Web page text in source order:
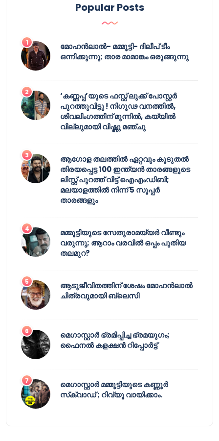
Popular Posts
മോഹൻലാൽ- മമ്മൂട്ടി- ദിലീപ് ടീം
ഒന്നിക്കുന്നു; താര മാമാങ്കം ഒരുങ്ങുന്നു
‘കണ്ണപ്പ’യുടെ ഫസ്റ്റ് ലുക്ക് പോസ്റ്റർ
പുറത്തുവിട്ടു ! നിഗൂഢ വനത്തിൽ,
ശിവലിംഗത്തിന് മുന്നിൽ, കയ്യിൽ
വില്ലുമായി വിഷ്ണു മഞ്ചു
ആഗോള തലത്തിൽ ഏറ്റവും കൂടുതൽ
തിരയപ്പെട്ട 100 ഇന്ത്യൻ താരങ്ങളുടെ
ലിസ്റ്റ് പുറത്ത് വിട്ട് ഐഎംഡിബി;
മലയാളത്തിൽ നിന്ന് 5 സൂപ്പർ
താരങ്ങളും
മമ്മൂട്ടിയുടെ സേതുരാമയ്യർ വീണ്ടും
വരുന്നു; ആറാം വരവിൽ ഒപ്പം പുതിയ
തലമുറ?
ആടുജീവിതത്തിന് ശേഷം മോഹൻലാൽ
ചിത്രവുമായി ബ്ലെസി
മെഗാസ്റ്റാർ ഭ്രമിപ്പിച്ച ഭ്രമയുഗം;
ഫൈനൽ കളക്ഷൻ റിപ്പോർട്ട്
മെഗാസ്റ്റാർ മമ്മൂട്ടിയുടെ കണ്ണൂർ
സ്‌ക്വാഡ് ; റിവ്യൂ വായിക്കാം.